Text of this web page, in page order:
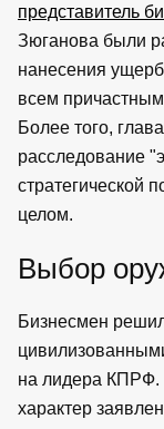
представитель
Зюганова были
нанесения
всем
Более того,
расследование
стратегической
целом.
Выбор
Бизнесмен
на лидера КПРФ.
характер